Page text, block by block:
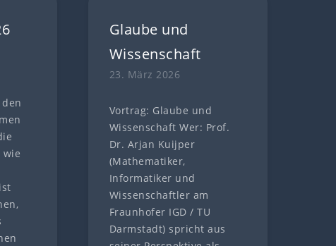
wie
Glaube und
Wissenschaft
23. März 2026
Vortrag: Glaube und
Wissenschaft Wer: Prof.
Dr. Arjan Kuijper
(Mathematiker,
Informatiker und
Wissenschaftler am
Fraunhofer IGD / TU
Darmstadt) spricht aus